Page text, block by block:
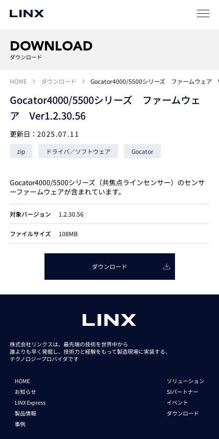
事例
SIパートナー
新卒採用 中途採用
DOWNLOAD
ダウンロード
HOME ダウンロード Gocator4000/5500シリーズ ファームウェア
Gocator4000/5500シリーズ ファームウェ
ア Ver1.2.30.56
更新日： 2025.07.11
zip ドライバ／ソフトウェア Gocator
Gocator4000/5500シリーズ（共焦点ラインセンサー）のセンサ
ーファームウェアが含まれています。
対象バージョン 1.2.30.56
ファイルサイズ 108MB
ダウンロード
株式会社リンクスは、最先端の技術を世界中から
誰よりも早く発掘し、技術力と経験をもって製造現場に実装する、
テクノロジープロバイダです
HOME
お知らせ
LINX Express
製品情報
事例
ソリューション
SIパートナー
イベント
ダウンロード